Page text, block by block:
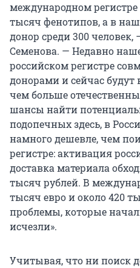
международном регистре
тысяч фенотипов, а в
донор среди 300
Семенова. — Недавно
российском регистре
донорами и сейчас
чем больше
шансы найти
подопечных здесь, в
намного дешевле, чем
регистре: активация
доставка материала
тысяч рублей. В
тысяч евро и около 420
проблемы, которые
исчезли».
Учитывая, что ни поиск